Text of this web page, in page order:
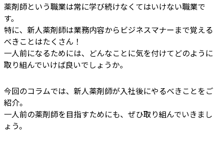
薬剤師という職業は常に学び続けなくてはいけない職業で
す。
特に、新人薬剤師は業務内容からビジネスマナーまで覚える
べきことはたくさん！
一人前になるためには、どんなことに気を付けてどのように
取り組んでいけば良いでしょうか。
今回のコラムでは、新人薬剤師が入社後にやるべきことをご
紹介。
一人前の薬剤師を目指すためにも、ぜひ取り組んでいきまし
ょう。